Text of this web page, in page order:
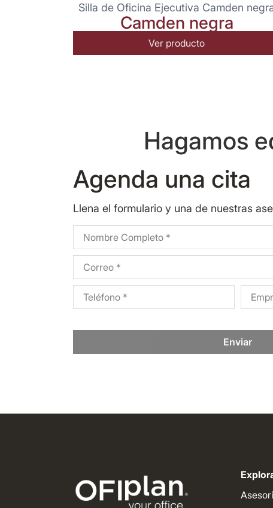
Silla de Oficina Ejecutiva Camden
Camden negra
Ver producto
Hagamos
Agenda una cita
Llena el formulario y una de nuestras
Enviar